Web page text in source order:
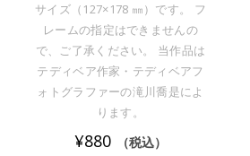
サイズ（127×178 ㎜）です。 フ
レームの指定はできませんの
で、ご了承ください。 当作品は
テディベア作家・テディベアフ
ォトグラファーの滝川喬是によ
ります。
¥880 （税込）